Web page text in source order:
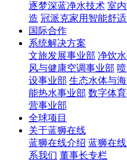
逐梦深蓝净水技术 室
造 冠派克家用智能舒
国际合作
系统解决方案
文旅发展事业部 净饮
风与健康空调事业部
设事业部 生态水体与
能热水事业部 数字体
营事业部
全球项目
关于蓝狮在线
蓝狮在线介绍 蓝狮在
系我们 董事长专栏